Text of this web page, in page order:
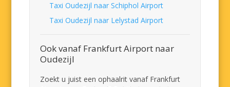
Taxi Oudezijl naar Schiphol Airport
Taxi Oudezijl naar Lelystad Airport
Ook vanaf Frankfurt Airport naar
Oudezijl
Zoekt u juist een ophaalrit vanaf Frankfurt